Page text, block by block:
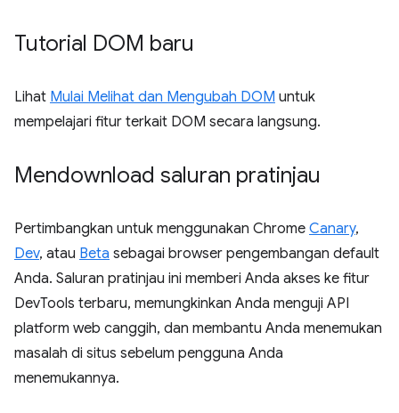
Tutorial DOM baru
Lihat Mulai Melihat dan Mengubah DOM untuk
mempelajari fitur terkait DOM secara langsung.
Mendownload saluran pratinjau
Pertimbangkan untuk menggunakan Chrome Canary,
Dev, atau Beta sebagai browser pengembangan default
Anda. Saluran pratinjau ini memberi Anda akses ke fitur
DevTools terbaru, memungkinkan Anda menguji API
platform web canggih, dan membantu Anda menemukan
masalah di situs sebelum pengguna Anda
menemukannya.